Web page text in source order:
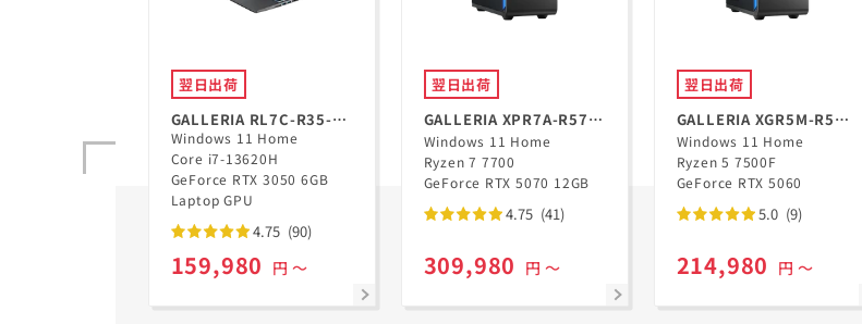
翌日出荷
GALLERIA RL7C-R35-
5N
Windows 11 Home
Core i7-13620H
GeForce RTX 3050 6GB
Laptop GPU
4.75 (90)
159,980 円 ～
翌日出荷
GALLERIA XPR7A-R57-
GD Ryzen 7 7700搭載
Windows 11 Home
Ryzen 7 7700
GeForce RTX 5070 12GB
4.75 (41)
309,980 円 ～
翌日出荷
GALLERIA XGR5M-R56-
GD Ryzen 5 7500F搭載
Windows 11 Home
Ryzen 5 7500F
GeForce RTX 5060
5.0 (9)
214,980 円 ～